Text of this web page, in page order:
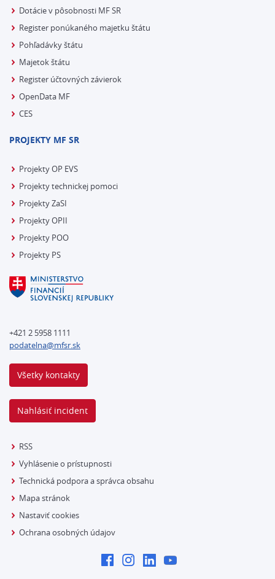
Dotácie v pôsobnosti MF SR
Register ponúkaného majetku štátu
Pohľadávky štátu
Majetok štátu
Register účtovných závierok
OpenData MF
CES
PROJEKTY MF SR
Projekty OP EVS
Projekty technickej pomoci
Projekty ZaSI
Projekty OPII
Projekty POO
Projekty PS
+421 2 5958 1111
podatelna@mfsr.sk
Všetky kontakty
Nahlásiť incident
RSS
Vyhlásenie o prístupnosti
Technická podpora a správca obsahu
Mapa stránok
Nastaviť cookies
Ochrana osobných údajov